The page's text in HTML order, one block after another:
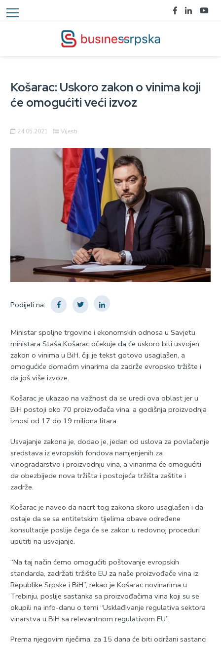
Košarac: Uskoro zakon o vinima koji
će omogućiti veći izvoz
24.05.2021 Vijesti
Podijeli na:
Ministar spoljne trgovine i ekonomskih odnosa u Savjetu
ministara Staša Košarac očekuje da će uskoro biti usvojen
zakon o vinima u BiH, čiji je tekst gotovo usaglašen, a
omogućiće domaćim vinarima da zadrže evropsko tržište i
da još više izvoze.
Košarac je ukazao na važnost da se uredi ova oblast jer u
BiH postoji oko 70 proizvođača vina, a godišnja proizvodnja
iznosi od 17 do 19 miliona litara.
Usvajanje zakona je, dodao je, jedan od uslova za povlačenje
sredstava iz evropskih fondova namjenjenih za
vinogradarstvo i proizvodnju vina, a vinarima će omogućiti
da obezbijede nova tržišta i postojeća tržišta zaštite i
zadrže.
Košarac je naveo da nacrt tog zakona skoro usaglašen i da
ostaje da se sa entitetskim tijelima obave određene
konsultacije poslije čega će se zakon u redovnoj proceduri
uputiti na usvajanje.
“Na taj način ćemo omogućiti poštovanje evropskih
standarda, zadržati tržište EU za naše proizvođače vina iz
Republike Srpske i BiH”, rekao je Košarac novinarima u
Trebinju, poslije sastanka sa proizvođačima vina koji su se
okupili na info-danu o temi “Usklađivanje regulativa sektora
vinarstva u BiH sa relevantnom regulativom EU”.
Prema njegovim riječima, za 15 dana će biti održani sastanci